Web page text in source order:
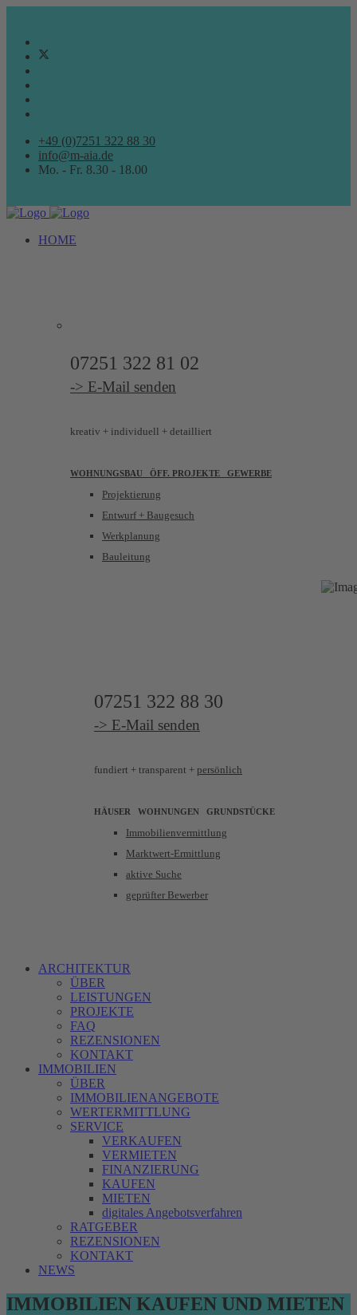
+49 (0)7251 322 88 30
info@m-aia.de
Mo. - Fr. 8.30 - 18.00
HOME
07251 322 81 02
-> E-Mail senden
kreativ + individuell + detailliert
WOHNUNGSBAU ÖFF. PROJEKTE GEWERBE
Projektierung
Entwurf + Baugesuch
Werkplanung
Bauleitung
07251 322 88 30
-> E-Mail senden
fundiert + transparent + persönlich
HÄUSER WOHNUNGEN GRUNDSTÜCKE
Immobilienvermittlung
Marktwert-Ermittlung
aktive Suche
geprüfter Bewerber
ARCHITEKTUR
ÜBER
LEISTUNGEN
PROJEKTE
FAQ
REZENSIONEN
KONTAKT
IMMOBILIEN
ÜBER
IMMOBILIENANGEBOTE
WERTERMITTLUNG
SERVICE
VERKAUFEN
VERMIETEN
FINANZIERUNG
KAUFEN
MIETEN
digitales Angebotsverfahren
RATGEBER
REZENSIONEN
KONTAKT
NEWS
IMMOBILIEN KAUFEN UND MIETEN